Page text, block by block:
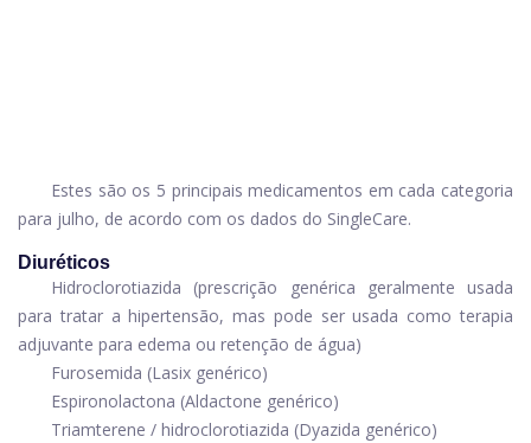
Estes são os 5 principais medicamentos em cada categoria
para julho, de acordo com os dados do SingleCare.
Diuréticos
Hidroclorotiazida
(prescrição genérica geralmente usada
para tratar a hipertensão, mas pode ser usada como terapia
adjuvante para edema ou retenção de água)
Furosemida (Lasix genérico)
Espironolactona (Aldactone genérico)
Triamterene / hidroclorotiazida (Dyazida genérico)